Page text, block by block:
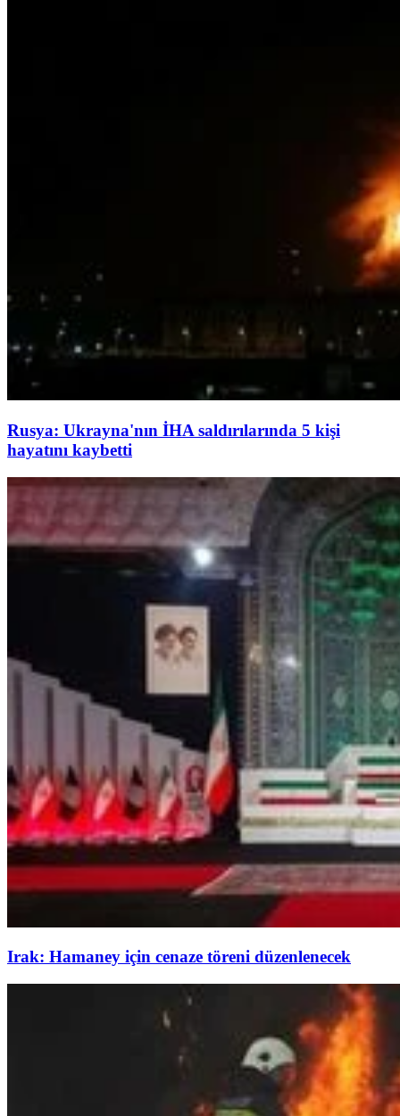
Rusya: Ukrayna'nın İHA saldırılarında 5 kişi
hayatını kaybetti
Irak: Hamaney için cenaze töreni düzenlenecek